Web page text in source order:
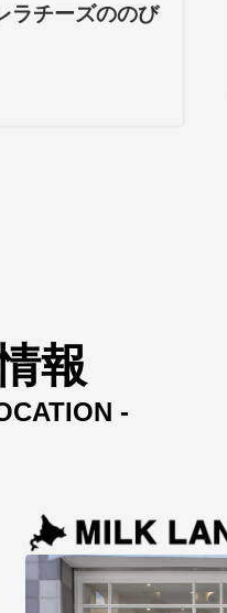
ラチーズののび
報
-